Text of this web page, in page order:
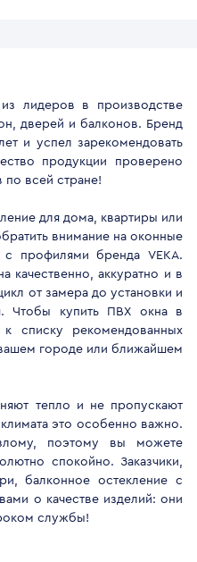
лидеров в производстве
дверей и балконов. Бренд
и успел зарекомендовать
продукции проверено
по всей стране!
для дома, квартиры или
внимание на оконные
профилями бренда VEKA.
качественно, аккуратно и в
от замера до установки и
Чтобы купить ПВХ окна в
списку рекомендованных
городе или ближайшем
тепло и не пропускают
это особенно важно.
поэтому вы можете
спокойно. Заказчики,
балконное остекление с
о качестве изделий: они
службы!